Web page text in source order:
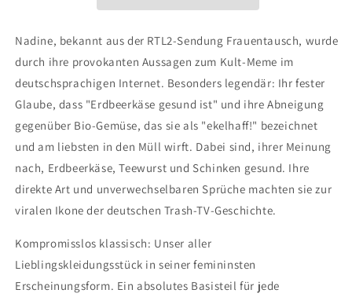
Nadine, bekannt aus der RTL2-Sendung Frauentausch, wurde
durch ihre provokanten Aussagen zum Kult-Meme im
deutschsprachigen Internet. Besonders legendär: Ihr fester
Glaube, dass "Erdbeerkäse gesund ist" und ihre Abneigung
gegenüber Bio-Gemüse, das sie als "ekelhaff!" bezeichnet
und am liebsten in den Müll wirft. Dabei sind, ihrer Meinung
nach, Erdbeerkäse, Teewurst und Schinken gesund. Ihre
direkte Art und unverwechselbaren Sprüche machten sie zur
viralen Ikone der deutschen Trash-TV-Geschichte.
Kompromisslos klassisch: Unser aller
Lieblingskleidungsstück in seiner femininsten
Erscheinungsform. Ein absolutes Basisteil für jede